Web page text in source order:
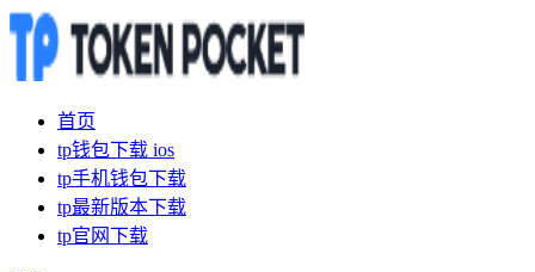
首页
tp钱包下载 ios
tp手机钱包下载
tp最新版本下载
tp官网下载